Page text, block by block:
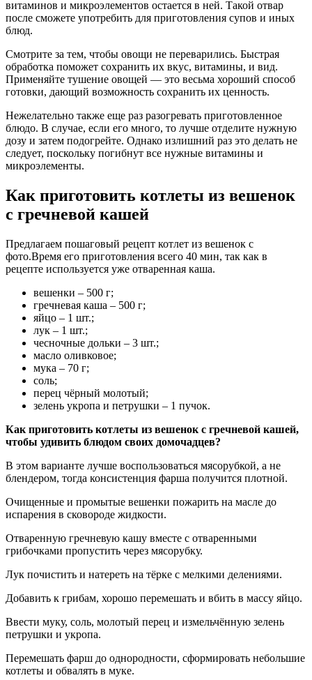
витаминов и микроэлементов остается в ней. Такой отвар
после сможете употребить для приготовления супов и иных
блюд.
Смотрите за тем, чтобы овощи не переварились. Быстрая
обработка поможет сохранить их вкус, витамины, и вид.
Применяйте тушение овощей — это весьма хороший способ
готовки, дающий возможность сохранить их ценность.
Нежелательно также еще раз разогревать приготовленное
блюдо. В случае, если его много, то лучше отделите нужную
дозу и затем подогрейте. Однако излишний раз это делать не
следует, поскольку погибнут все нужные витамины и
микроэлементы.
Как приготовить котлеты из вешенок
с гречневой кашей
Предлагаем пошаговый рецепт котлет из вешенок с
фото.Время его приготовления всего 40 мин, так как в
рецепте используется уже отваренная каша.
вешенки – 500 г;
гречневая каша – 500 г;
яйцо – 1 шт.;
лук – 1 шт.;
чесночные дольки – 3 шт.;
масло оливковое;
мука – 70 г;
соль;
перец чёрный молотый;
зелень укропа и петрушки – 1 пучок.
Как приготовить котлеты из вешенок с гречневой кашей,
чтобы удивить блюдом своих домочадцев?
В этом варианте лучше воспользоваться мясорубкой, а не
блендером, тогда консистенция фарша получится плотной.
Очищенные и промытые вешенки пожарить на масле до
испарения в сковороде жидкости.
Отваренную гречневую кашу вместе с отваренными
грибочками пропустить через мясорубку.
Лук почистить и натереть на тёрке с мелкими делениями.
Добавить к грибам, хорошо перемешать и вбить в массу яйцо.
Ввести муку, соль, молотый перец и измельчённую зелень
петрушки и укропа.
Перемешать фарш до однородности, сформировать небольшие
котлеты и обвалять в муке.